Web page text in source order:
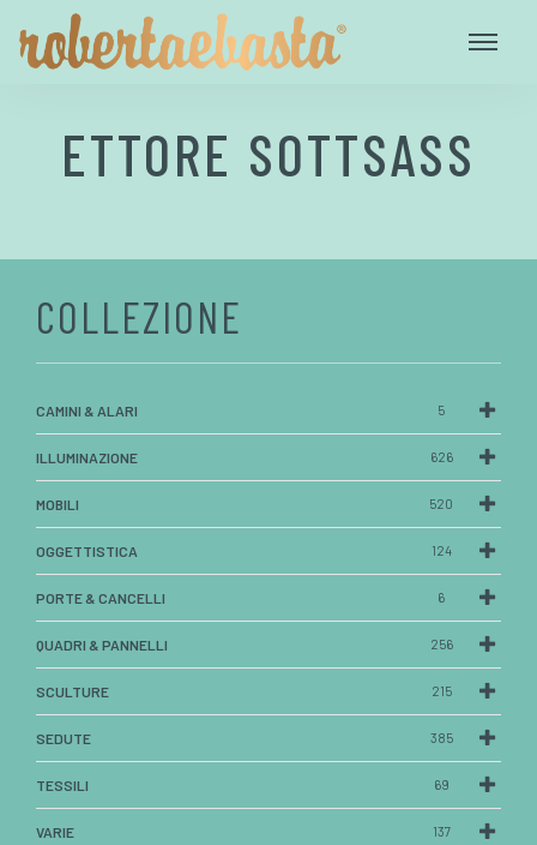
ETTORE SOTTSASS
COLLEZIONE
CAMINI & ALARI 5
ILLUMINAZIONE 626
MOBILI 520
OGGETTISTICA 124
PORTE & CANCELLI 6
QUADRI & PANNELLI 256
SCULTURE 215
SEDUTE 385
TESSILI 69
VARIE 137